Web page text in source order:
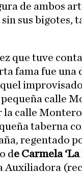
de ambos
sus bigotes,
que tuve
fama fue una
calle
la calle
taberna
regentado
d e Carmela
Auxiliadora